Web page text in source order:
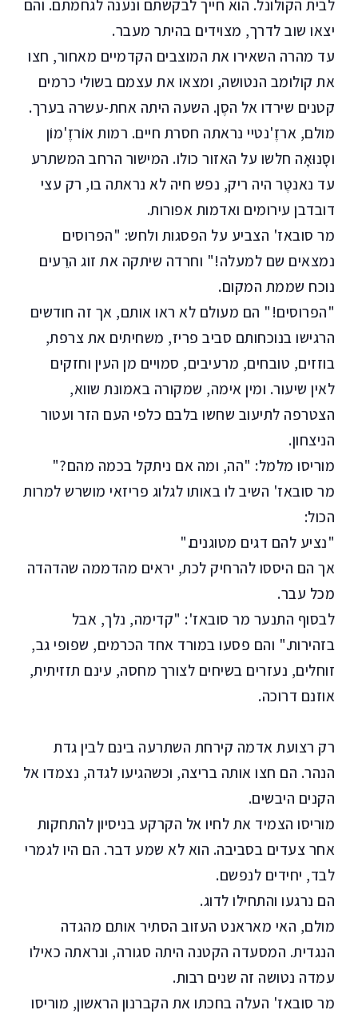
לבית הקולונל. הוא חייך לבקשתם ונענה לגחמתם. והם
יצאו שוב לדרך, מצוידים בהיתר מעבר.
עד מהרה השאירו את המוצבים הקדמיים מאחור, חצו
את קולומב הנטושה, ומצאו את עצמם בשולי כרמים
קטנים שירדו אל הסֶן. השעה היתה אחת-עשרה בערך.
מולם, ארזֶ'נטיי נראתה חסרת חיים. רמות אוֹרזֶ'מוֹן
וסָנוּאָה חלשו על האזור כולו. המישור הרחב המשתרע
עד נאנטֶר היה ריק, נפש חיה לא נראתה בו, רק עצי
דובדבן עירומים ואדמות אפורות.
מר סובאז' הצביע על הפסגות ולחש: "הפרוסים
נמצאים שם למעלה!" וחרדה שיתקה את זוג הרֵעים
נוכח שממת המקום.
"הפרוסים!" הם מעולם לא ראו אותם, אך זה חודשים
הרגישו בנוכחותם סביב פריז, משחיתים את צרפת,
בוזזים, טובחים, מרעיבים, סמויים מן העין וחזקים
לאין שיעור. ומין אימה, שמקורה באמונת שווא,
הצטרפה לתיעוב שחשו בלבם כלפי העם הזר ועטור
הניצחון.
מוריסו מלמל: "הה, ומה אם ניתקל בכמה מהם?"
מר סובאז' השיב לו באותו לגלוג פריזאי מושרש למרות
הכול:
"נציע להם דגים מטוגנים."
אך הם היססו להרחיק לכת, יראים מהדממה שהדהדה
מכל עבר.
לבסוף התנער מר סובאז': "קדימה, נלך, אבל
בזהירות." והם פסעו במורד אחד הכרמים, שפופי גב,
זוחלים, נעזרים בשיחים לצורך מחסה, עינם תזזיתית,
אוזנם דרוכה.
רק רצועת אדמה קירחת השתרעה בינם לבין גדת
הנהר. הם חצו אותה בריצה, וכשהגיעו לגדה, נצמדו אל
הקנים היבשים.
מוריסו הצמיד את לחיו אל הקרקע בניסיון להתחקות
אחר צעדים בסביבה. הוא לא שמע דבר. הם היו לגמרי
לבד, יחידים לנפשם.
הם נרגעו והתחילו לדוג.
מולם, האי מאראנט העזוב הסתיר אותם מהגדה
הנגדית. המסעדה הקטנה היתה סגורה, ונראתה כאילו
עמדה נטושה זה שנים רבות.
מר סובאז' העלה בחכתו את הקברנון הראשון, מוריסו